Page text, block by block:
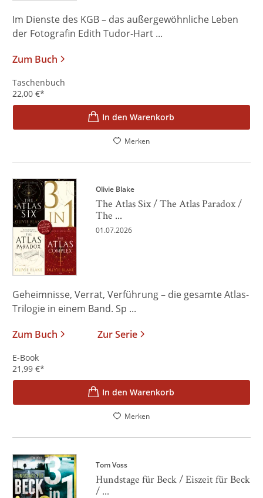
Im Dienste des KGB – das außergewöhnliche Leben
der Fotografin Edith Tudor-Hart ...
Zum Buch
Taschenbuch
22,00 €*
In den Warenkorb
Merken
Olivie Blake
The Atlas Six / The Atlas Paradox /
The ...
01.07.2026
Geheimnisse, Verrat, Verführung – die gesamte Atlas-
Trilogie in einem Band. Sp ...
Zum Buch
Zur Serie
E-Book
21,99 €*
In den Warenkorb
Merken
Tom Voss
Hundstage für Beck / Eiszeit für Beck
/ ...